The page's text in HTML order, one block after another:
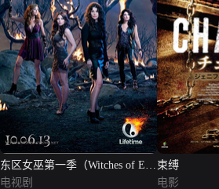
东区女巫第一季（Witches of East
End Season 1）
电视剧
束缚
电影